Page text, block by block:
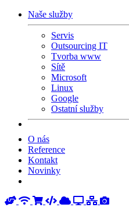
Naše služby
Servis
Outsourcing IT
Tvorba www
Sítě
Microsoft
Linux
Google
Ostatní služby
O nás
Reference
Kontakt
Novinky